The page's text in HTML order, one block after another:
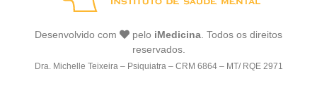
Desenvolvido com pelo iMedicina. Todos os direitos
reservados.
Dra. Michelle Teixeira – Psiquiatra – CRM 6864 – MT/ RQE 2971